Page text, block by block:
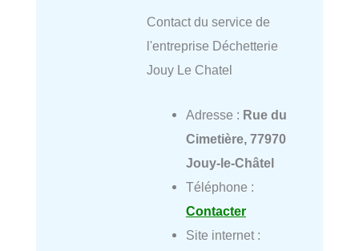
Contact du service de
l'entreprise Déchetterie
Jouy Le Chatel
Adresse : Rue du
Cimetière, 77970
Jouy-le-Châtel
Téléphone :
Contacter
Site internet :